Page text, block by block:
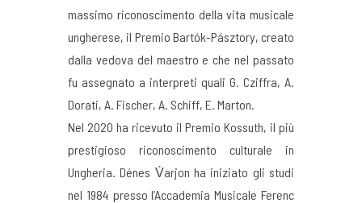
massimo riconoscimento della vita musicale
ungherese, il Premio Bartók-Pásztory, creato
dalla vedova del maestro e che nel passato
fu assegnato a interpreti quali G. Cziffra, A.
Dorati, A. Fischer, A. Schiff, E. Marton.
Nel 2020 ha ricevuto il Premio Kossuth, il più
prestigioso riconoscimento culturale in
Ungheria. Dénes V́arjon ha iniziato gli studi
nel 1984 presso l’Accademia Musicale Ferenc